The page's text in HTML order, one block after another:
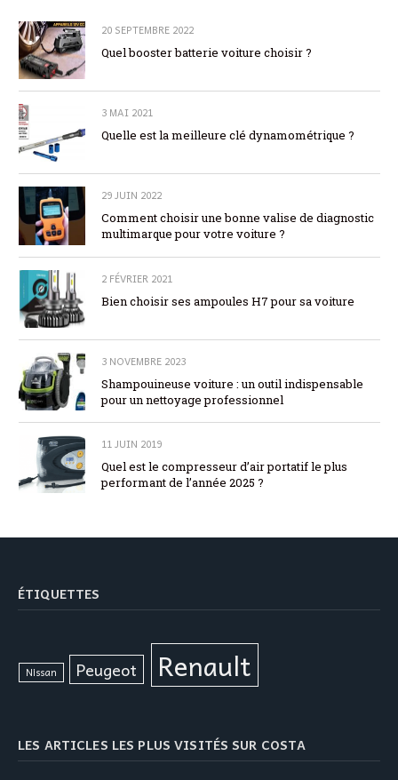
20 SEPTEMBRE 2022
Quel booster batterie voiture choisir ?
3 MAI 2021
Quelle est la meilleure clé dynamométrique ?
29 JUIN 2022
Comment choisir une bonne valise de diagnostic
multimarque pour votre voiture ?
2 FÉVRIER 2021
Bien choisir ses ampoules H7 pour sa voiture
3 NOVEMBRE 2023
Shampouineuse voiture : un outil indispensable
pour un nettoyage professionnel
11 JUIN 2019
Quel est le compresseur d’air portatif le plus
performant de l’année 2025 ?
ÉTIQUETTES
Nissan Peugeot Renault
LES ARTICLES LES PLUS VISITÉS SUR COSTA